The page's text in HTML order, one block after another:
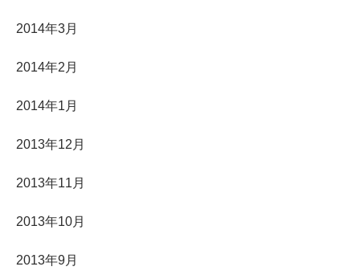
2014年3月
2014年2月
2014年1月
2013年12月
2013年11月
2013年10月
2013年9月